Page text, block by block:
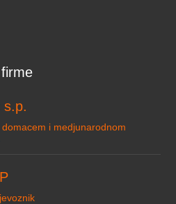
s.p.
i medjunarodnom